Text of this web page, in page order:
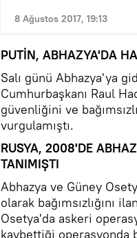
8 Ağustos 2017, 19:13
PUTİN, ABHAZYA'DA
Salı günü Abhazya'ya
Cumhurbaşkanı Raul
güvenliğini ve
vurgulamıştı.
RUSYA, 2008'DE
TANIMIŞTI
Abhazya ve Güney
olarak bağımsızlığını
Osetya'da askeri
kaybettiği operasyonda